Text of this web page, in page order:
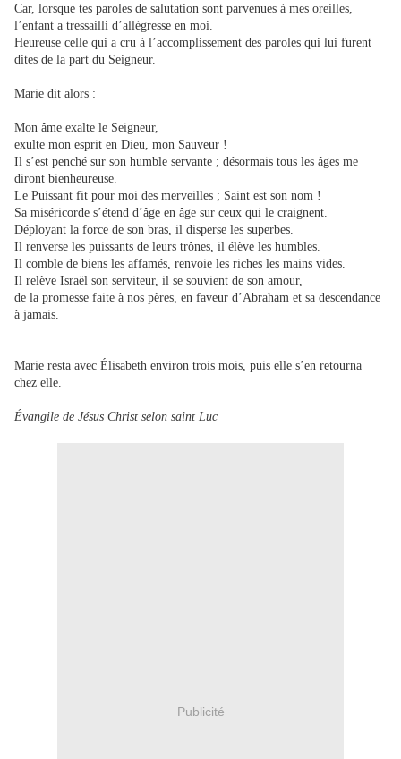
Car, lorsque tes paroles de salutation sont parvenues à mes oreilles,
l’enfant a tressailli d’allégresse en moi.
Heureuse celle qui a cru à l’accomplissement des paroles qui lui furent
dites de la part du Seigneur.
Marie dit alors :
Mon âme exalte le Seigneur,
exulte mon esprit en Dieu, mon Sauveur !
Il s’est penché sur son humble servante ; désormais tous les âges me
diront bienheureuse.
Le Puissant fit pour moi des merveilles ; Saint est son nom !
Sa miséricorde s’étend d’âge en âge sur ceux qui le craignent.
Déployant la force de son bras, il disperse les superbes.
Il renverse les puissants de leurs trônes, il élève les humbles.
Il comble de biens les affamés, renvoie les riches les mains vides.
Il relève Israël son serviteur, il se souvient de son amour,
de la promesse faite à nos pères, en faveur d’Abraham et sa descendance
à jamais.
Marie resta avec Élisabeth environ trois mois, puis elle s’en retourna
chez elle.
Évangile de Jésus Christ selon saint Luc
Publicité